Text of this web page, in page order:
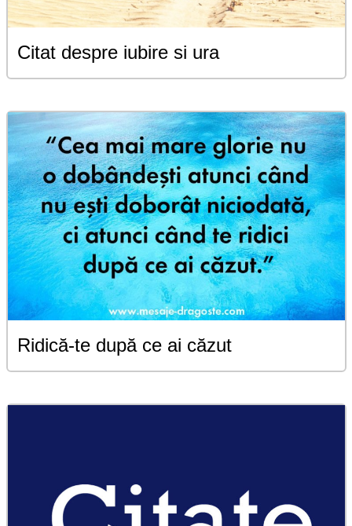
Citat despre iubire si ura
Ridică-te după ce ai căzut